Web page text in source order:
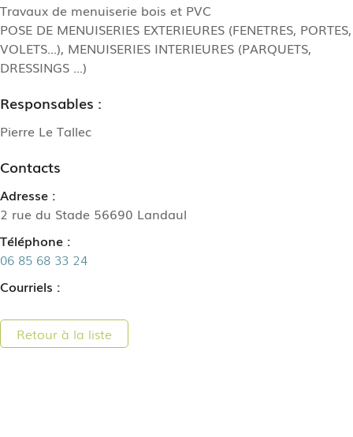
Travaux de menuiserie bois et PVC
POSE DE MENUISERIES EXTERIEURES (FENETRES, PORTES,
VOLETS...), MENUISERIES INTERIEURES (PARQUETS,
DRESSINGS ...)
Responsables :
Pierre Le Tallec
Contacts
Adresse :
2 rue du Stade 56690 Landaul
Téléphone :
06 85 68 33 24
Courriels :
Retour à la liste